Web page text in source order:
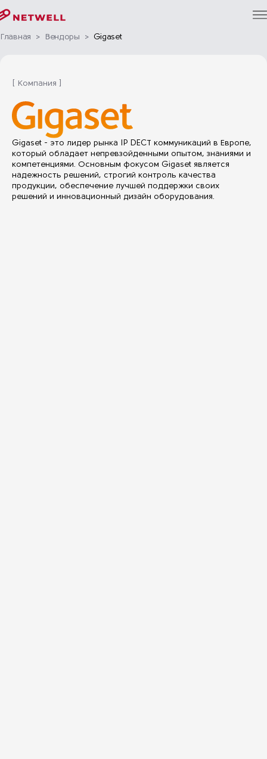
Главная > Вендоры > Gigaset
[ Компания ]
Gigaset - это лидер рынка IP DECT коммуникаций в Европе,
который обладает непревзойденными опытом, знаниями и
компетенциями. Основным фокусом Gigaset является
надежность решений, строгий контроль качества
продукции, обеспечение лучшей поддержки своих
решений и инновационный дизайн оборудования.